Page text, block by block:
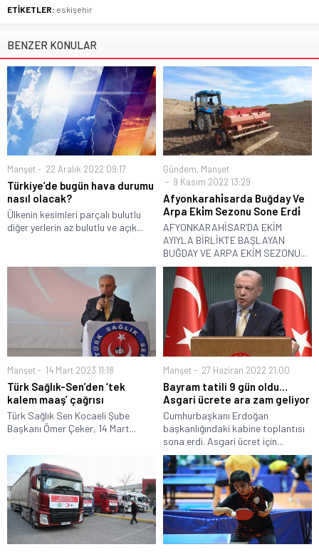
ETİKETLER: eskişehir
BENZER KONULAR
Manşet 22 Aralık 2022 09:17
Türkiye’de bugün hava durumu
nasıl olacak?
Ülkenin kesimleri parçalı bulutlu
diğer yerlerin az bulutlu ve açık...
Gündem, Manşet
9 Kasım 2022 13:29
Afyonkarahi̇sarda Buğday Ve
Arpa Eki̇m Sezonu Sone Erdi̇
AFYONKARAHİSAR’DA EKİM
AYIYLA BİRLİKTE BAŞLAYAN
BUĞDAY VE ARPA EKİM SEZONU...
Manşet 14 Mart 2023 11:18
Türk Sağlık-Sen’den ‘tek
kalem maaş’ çağrısı
Türk Sağlık Sen Kocaeli Şube
Başkanı Ömer Çeker, 14 Mart...
Manşet 27 Haziran 2022 21:00
Bayram tatili 9 gün oldu…
Asgari ücrete ara zam geliyor
Cumhurbaşkanı Erdoğan
başkanlığındaki kabine toplantısı
sona erdi. Asgari ücret için...